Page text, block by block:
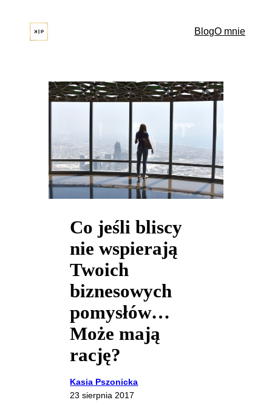
BlogO mnie
Co jeśli bliscy
nie wspierają
Twoich
biznesowych
pomysłów…
Może mają
rację?
Kasia Pszonicka
23 sierpnia 2017